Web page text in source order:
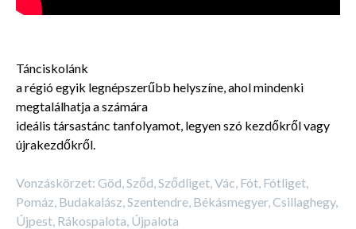
Tánciskolánk
a régió egyik legnépszerűbb helyszíne, ahol mindenki
megtalálhatja a számára
ideális társastánc tanfolyamot, legyen szó kezdőkről vagy
újrakezdőkről.
Vonzáskörzet: Göd, Sződ, Sződliget, Vác, Fót, Fótliget,
Pomáz, Budakalász, Szentendre, Békásmegyer, Csillaghegy,
Újpest, Rákospalota, Újpalota